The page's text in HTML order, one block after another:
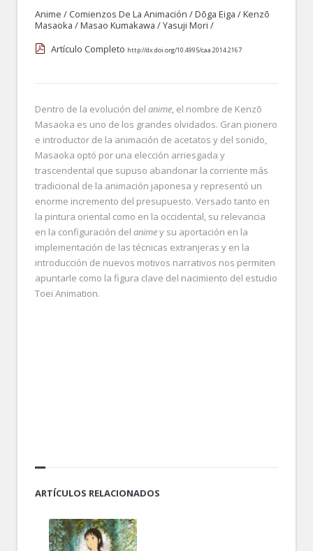
Anime / Comienzos De La Animación /Dōga Eiga /Kenzō
Masaoka /Masao Kumakawa /Yasuji Mori /
Artículo Completo http://dx.doi.org/10.4995/caa.2014.2167
Dentro de la evolución del anime, el nombre de Kenzō
Masaoka es uno de los grandes olvidados. Gran pionero
e introductor de la animación de acetatos y del sonido,
Masaoka optó por una elección arriesgada y
trascendental que supuso abandonar la corriente más
tradicional de la animación japonesa y representó un
enorme incremento del presupuesto. Versado tanto en
la pintura oriental como en la occidental, su relevancia
en la configuración del animey su aportación en la
implementación de las técnicas extranjeras y en la
introducción de nuevos motivos narrativos nos permiten
apuntarle como la figura clave del nacimiento del estudio
Toei Animation.
ARTÍCULOS RELACIONADOS